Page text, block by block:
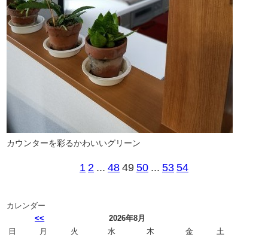
カウンターを彩るかわいいグリーン
1 2 ... 48 49 50 ... 53 54
カレンダー
<<
2026年8月
日
月 火 水 木 金
土